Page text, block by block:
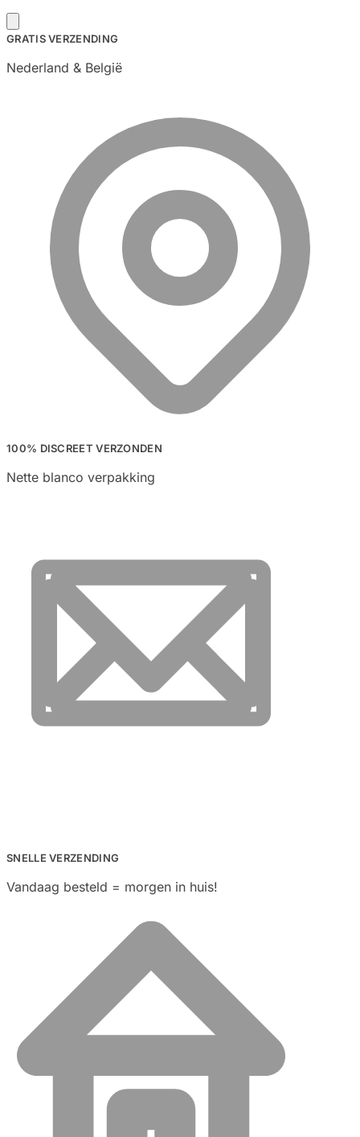
GRATIS VERZENDING
Nederland & België
100% DISCREET VERZONDEN
Nette blanco verpakking
SNELLE VERZENDING
Vandaag besteld = morgen in huis!